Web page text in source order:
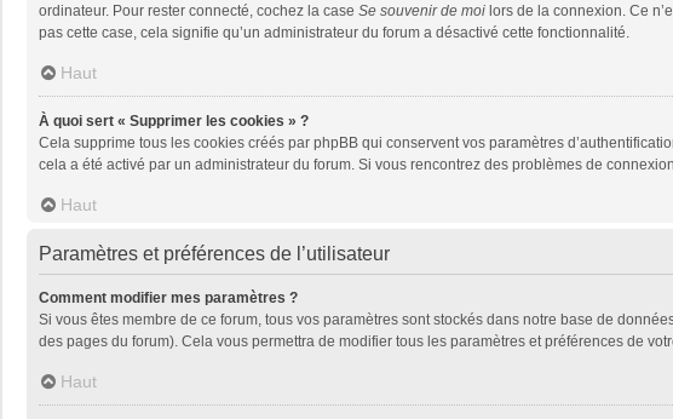
ordinateur. Pour rester connecté, cochez la case Se souvenir de moi lors de la connexion. Ce
pas cette case, cela signifie qu’un administrateur du forum a désactivé cette fonctionnalité.
Haut
À quoi sert « Supprimer les cookies » ?
Cela supprime tous les cookies créés par phpBB qui conservent vos paramètres
cela a été activé par un administrateur du forum. Si vous rencontrez des problèmes de
Haut
Paramètres et préférences de l’utilisateur
Comment modifier mes paramètres ?
Si vous êtes membre de ce forum, tous vos paramètres sont stockés dans notre base de
des pages du forum). Cela vous permettra de modifier tous les paramètres et préférences de
Haut